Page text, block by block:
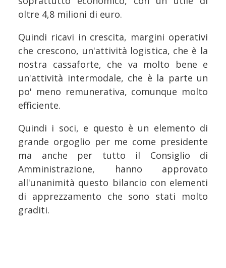
oltre 4,8 milioni di euro.
Quindi ricavi in crescita, margini operativi
che crescono, un'attività logistica, che è la
nostra cassaforte, che va molto bene e
un'attività intermodale, che è la parte un
po' meno remunerativa, comunque molto
efficiente.
Quindi i soci, e questo è un elemento di
grande orgoglio per me come presidente
ma anche per tutto il Consiglio di
Amministrazione, hanno approvato
all'unanimità questo bilancio con elementi
di apprezzamento che sono stati molto
graditi.